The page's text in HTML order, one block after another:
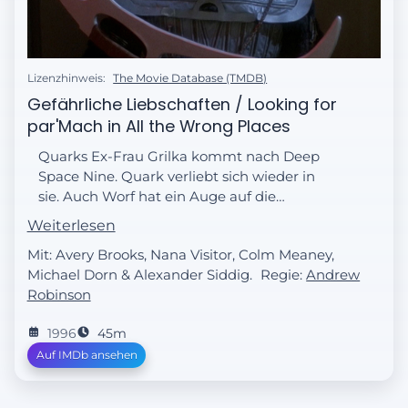
Lizenzhinweis: The Movie Database (TMDB)
Gefährliche Liebschaften / Looking for
par'Mach in All the Wrong Places
Quarks Ex-Frau Grilka kommt nach Deep
Space Nine. Quark verliebt sich wieder in
sie. Auch Worf hat ein Auge auf die
Klingonin geworfen. Da wird Quark von
Grilkas Leibwächter Thopok zum Kampf
herausgefordert. Worf und Dax wollen ihm
helfen.
Weiterlesen
Mit: Avery Brooks, Nana Visitor, Colm Meaney,
Michael Dorn & Alexander Siddig. Regie:Andrew
Robinson
1996 45m
Auf IMDb ansehen